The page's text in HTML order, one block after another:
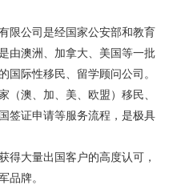
限公司是经国家公安部和教育
由澳洲、加拿大、美国等一批
国际性移民、留学顾问公司。
（澳、加、美、欧盟）移民、
签证申请等服务流程，是极具
得大量出国客户的高度认可，
品牌。